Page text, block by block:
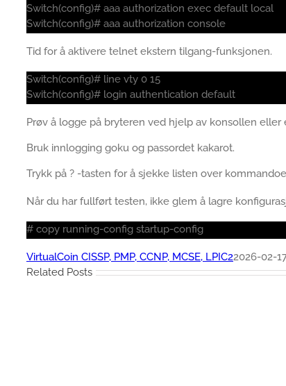
Switch(config)# aaa authorization exec default local
Switch(config)# aaa authorization console
Tid for å aktivere telnet ekstern tilgang-funksjonen.
Switch(config)# line vty 0 15
Switch(config)# login authentication default
Prøv å logge på bryteren ved hjelp av konsollen eller
Bruk innlogging goku og passordet kakarot.
Trykk på ? -tasten for å sjekke listen over
Når du har fullført testen, ikke glem å lagre
# copy running-config startup-config
VirtualCoin CISSP, PMP, CCNP, MCSE, LPIC22026-02-
Related Posts